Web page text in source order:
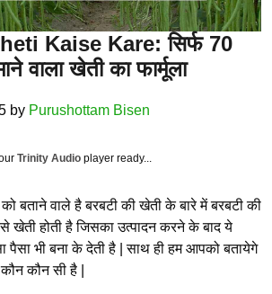
Kaise Kare: सिर्फ 70
वाला खेती का फार्मूला
by Purushottam Bisen
Trinity Audio player ready...
बताने वाले है बरबटी की खेती के बारे में बरबटी की
खेती होती है जिसका उत्पादन करने के बाद ये
पैसा भी बना के देती है | साथ ही हम आपको बतायेगे
कौन सी है |